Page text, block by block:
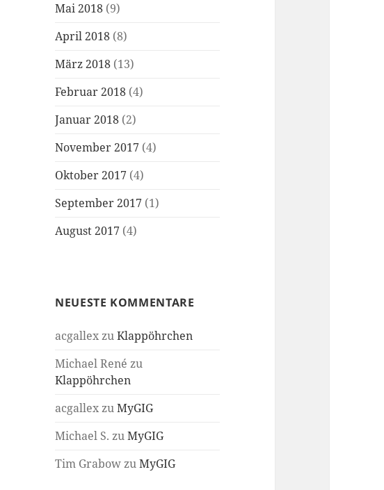
Mai 2018 (9)
April 2018 (8)
März 2018 (13)
Februar 2018 (4)
Januar 2018 (2)
November 2017 (4)
Oktober 2017 (4)
September 2017 (1)
August 2017 (4)
NEUESTE KOMMENTARE
acgallexzuKlappöhrchen
Michael René zu
Klappöhrchen
acgallexzuMyGIG
Michael S. zuMyGIG
Tim GrabowzuMyGIG